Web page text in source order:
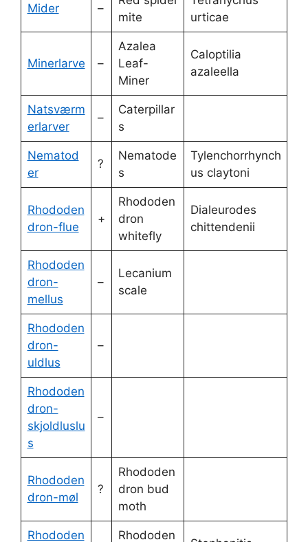
Mider –
mite
urticae
Minerlarve –
Azalea
Leaf-
Miner
Caloptilia
azaleella
Natsværm
erlarver
–
Caterpillar
s
Nematod
er
?
Nematode
s
Tylenchorrhynch
us claytoni
Rhododen
dron-flue
+
Rhododen
dron
whitefly
Dialeurodes
chittendenii
Rhododen
dron-
mellus
–
Lecanium
scale
Rhododen
dron-
uldlus
–
Rhododen
dron-
skjoldluslu
s
–
Rhododen
dron-møl
?
Rhododen
dron bud
moth
Rhododen
Rhododen